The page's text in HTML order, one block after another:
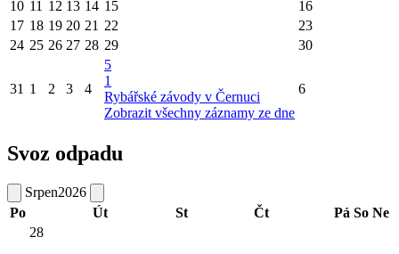
10 11 12 13 14 15
16
17 18 19 20 21 22
23
24 25 26 27 28 29 30
31 1 2 3 4
5
1
Rybářské závody v Černuci
Zobrazit všechny záznamy ze dne
6
Svoz odpadu
Srpen2026
Po
Út St Čt Pá So Ne
28